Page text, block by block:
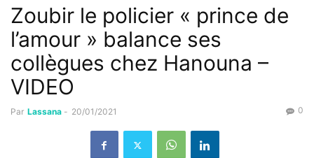
Zoubir le policier « prince de
l’amour » balance ses
collègues chez Hanouna –
VIDEO
Par Lassana - 20/01/2021 0